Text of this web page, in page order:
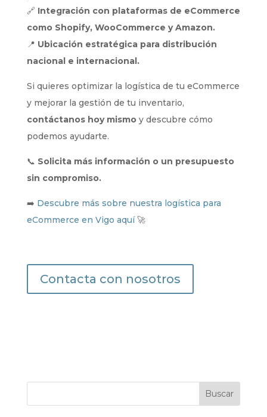
🔗 Integración con plataformas de eCommerce
como Shopify, WooCommerce y Amazon.
📍 Ubicación estratégica para distribución
nacional e internacional.
Si quieres optimizar la logística de tu eCommerce
y mejorar la gestión de tu inventario,
contáctanos hoy mismoy descubre cómo
podemos ayudarte.
📞 Solicita más información o un presupuesto
sin compromiso.
➡️ Descubre más sobre nuestra logística para
eCommerce en Vigo aquí🚀
Contacta con nosotros
Buscar